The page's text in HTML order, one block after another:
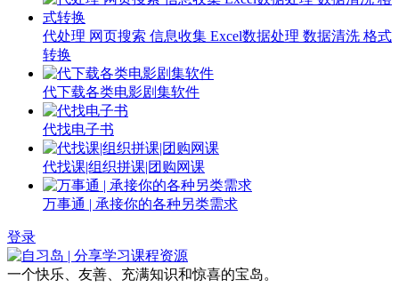
代处理 网页搜索 信息收集 Excel数据处理 数据清洗 格式
转换
代下载各类电影剧集软件
代找电子书
代找课|组织拼课|团购网课
万事通 | 承接你的各种另类需求
登录
一个快乐、友善、充满知识和惊喜的宝岛。